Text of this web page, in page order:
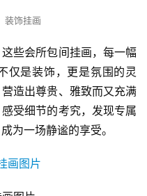
装饰挂画
些会所包间挂画，每一幅
仅是装饰，更是氛围的灵
造出尊贵、雅致而又充满
受细节的考究，发现专属
为一场静谧的享受。